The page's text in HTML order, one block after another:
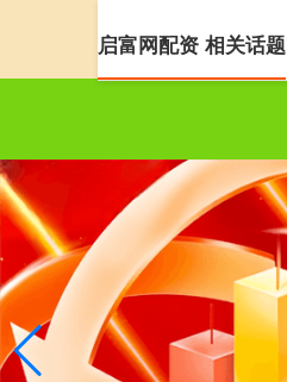
启富网配资 相关话题